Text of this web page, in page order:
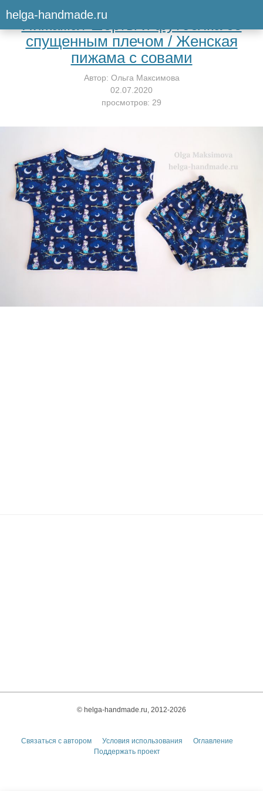
helga-handmade.ruВернуться к мастер-классу
Пижама / шорты и футболка со
спущенным плечом / Женская
пижама с совами
Автор: Ольга Максимова
02.07.2020
просмотров: 29
© helga-handmade.ru, 2012-2026
Связаться с автором Условия использования
Оглавление
Поддержать проект